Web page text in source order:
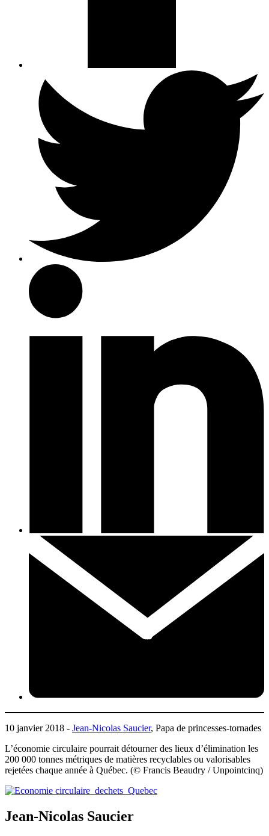
10 janvier 2018 - Jean-Nicolas Saucier, Papa de princesses-tornades
L’économie circulaire pourrait détourner des lieux d’élimination les
200 000 tonnes métriques de matières recyclables ou valorisables
rejetées chaque année à Québec. (© Francis Beaudry / Unpointcinq)
Jean-Nicolas Saucier